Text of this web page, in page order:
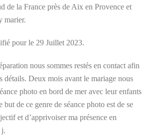
de la France près de Aix en Provence et
marier.
pour le 29 Juillet 2023.
nous sommes restés en contact afin
détails. Deux mois avant le mariage nous
photo en bord de mer avec leur enfants
de ce genre de séance photo est de se
et d’apprivoiser ma présence en
j.